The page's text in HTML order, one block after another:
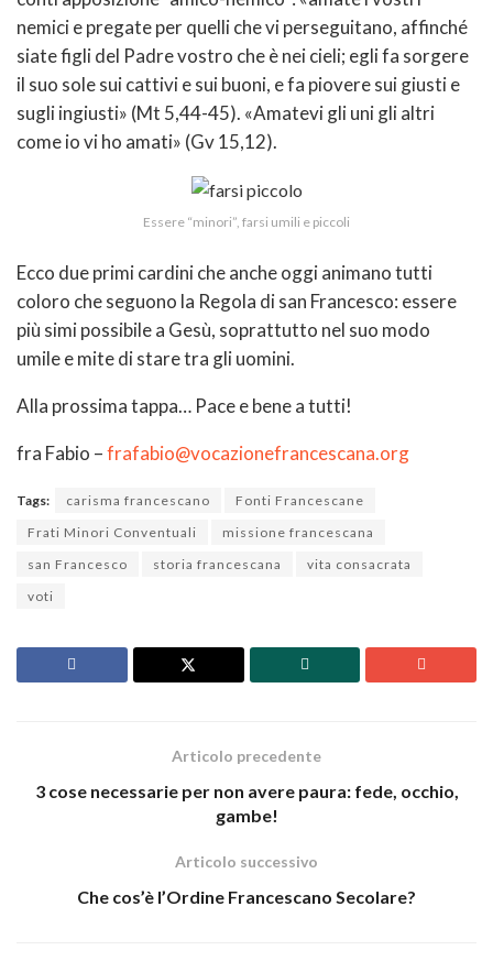
nemici e pregate per quelli che vi perseguitano, affinché
siate figli del Padre vostro che è nei cieli; egli fa sorgere
il suo sole sui cattivi e sui buoni, e fa piovere sui giusti e
sugli ingiusti» (Mt 5,44-45). «Amatevi gli uni gli altri
come io vi ho amati» (Gv 15,12).
Essere “minori”, farsi umili e piccoli
Ecco due primi cardini che anche oggi animano tutti
coloro che seguono la Regola di san Francesco: essere
più simi possibile a Gesù, soprattutto nel suo modo
umile e mite di stare tra gli uomini.
Alla prossima tappa… Pace e bene a tutti!
fra Fabio –frafabio@vocazionefrancescana.org
Tags: carisma francescano
Fonti Francescane
Frati Minori Conventuali
missione francescana
san Francesco
storia francescana
vita consacrata
voti
Articolo precedente
3 cose necessarie per non avere paura: fede, occhio,
gambe!
Articolo successivo
Che cos’è l’Ordine Francescano Secolare?